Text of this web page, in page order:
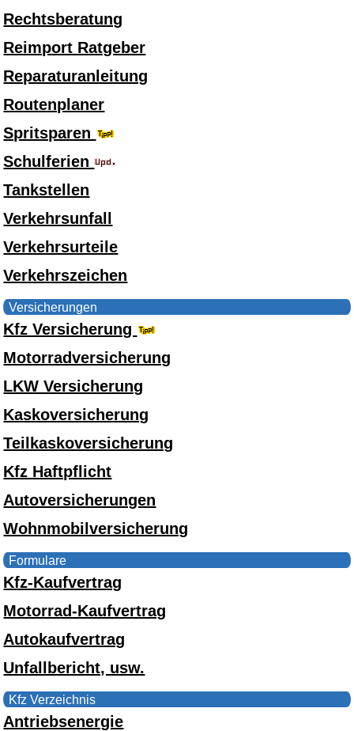
Rechtsberatung
Reimport Ratgeber
Reparaturanleitung
Routenplaner
Spritsparen
Schulferien
Tankstellen
Verkehrsunfall
Verkehrsurteile
Verkehrszeichen
Versicherungen
Kfz Versicherung
Motorradversicherung
LKW Versicherung
Kaskoversicherung
Teilkaskoversicherung
Kfz Haftpflicht
Autoversicherungen
Wohnmobilversicherung
Formulare
Kfz-Kaufvertrag
Motorrad-Kaufvertrag
Autokaufvertrag
Unfallbericht, usw.
Kfz Verzeichnis
Antriebsenergie